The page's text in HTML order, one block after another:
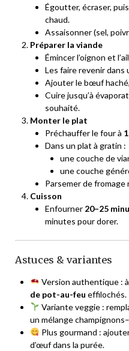
Égoutter, écraser,
chaud.
Assaisonner (sel,
Préparer la viande
Émincer l’oignon et
Les faire revenir dans
Ajouter le bœuf
Cuire jusqu’à
souhaité.
Monter le plat
Préchauffer le four à
Dans un plat à gratin :
une couche de
une couche
Parsemer de fromage
Cuisson
Enfourner 20–25
minutes pour dorer.
Astuces & variantes
Version authentique :
de pot-au-feu effilochés.
Variante veggie :
un mélange
Plus gourmand :
d’œuf dans la purée.